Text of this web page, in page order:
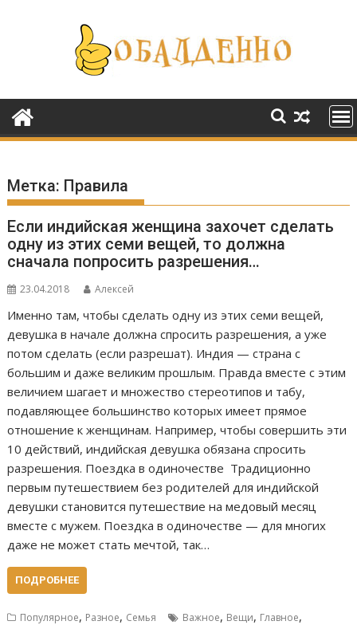
содержимому
Метка: Правила
Если индийская женщина захочет сделать
одну из этих семи вещей, то должна
сначала попросить разрешения…
23.04.2018 Алексей
Именно там, чтобы сделать одну из этих семи вещей,
девушка в начале должна спросить разрешения, а уже
потом сделать (если разрешат). Индия — страна с
большим и даже великим прошлым. Правда вместе с этим
величием шагает и множество стереотипов и табу,
подавляющее большинство которых имеет прямое
отношение к женщинам. Например, чтобы совершить эти
10 действий, индийская девушка обязана спросить
разрешения. Поездка в одиночестве Традиционно
первым путешествием без родителей для индийской
девушки становится путешествие на медовый месяц
вместе с мужем. Поездка в одиночестве — для многих
даже не может стать мечтой, так…
ПОДРОБНЕЕ
Популярное, Разное, Семья Важное, Вещи, Главное,